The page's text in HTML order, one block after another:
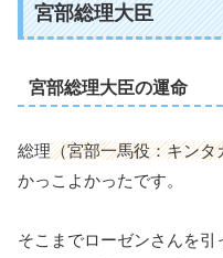
宮部総理大臣
宮部総理大臣の運命
総理（宮部一馬役：キンタ
かっこよかったです。
そこまでローゼンさんを